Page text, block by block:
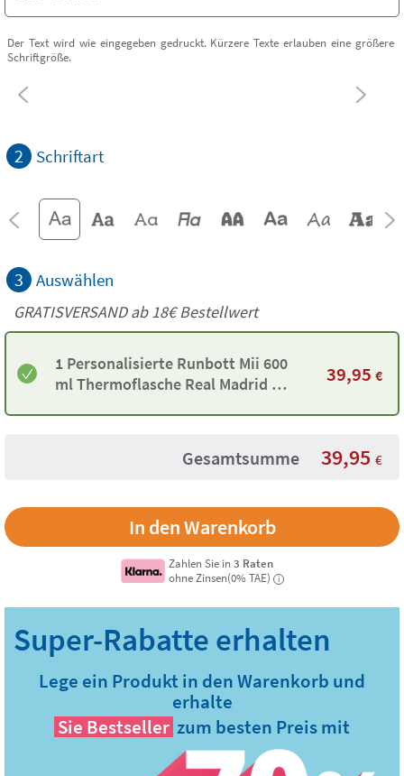
Der Text wird wie eingegeben gedruckt. Kürzere Texte erlauben eine größere
Schriftgröße.
2 Schriftart
3 Auswählen
GRATISVERSAND ab18€Bestellwert
1 Personalisierte Runbott Mii 600
ml Thermoflasche Real Madrid –
39,95 €
Gesamtsumme 39,95 €
Zahlen Sie in3 Raten
ohne Zinsen(0% TAE)
i
Lege ein Produkt in den Warenkorb und
erhalte
Sie Bestseller zum besten Preis mit